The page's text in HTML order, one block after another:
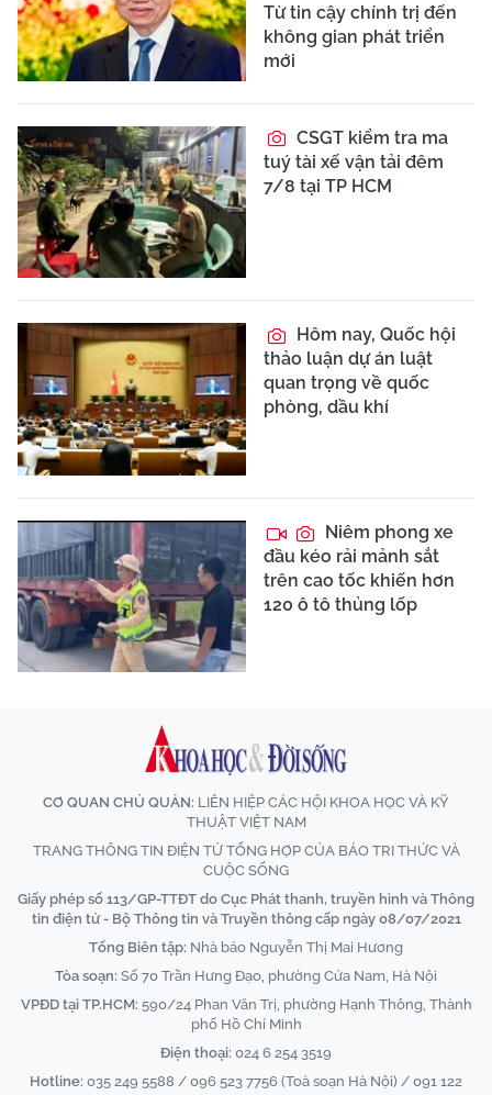
Từ tin cậy chính trị đến
không gian phát triển
mới
CSGT kiểm tra ma
tuý tài xế vận tải đêm
7/8 tại TP HCM
Hôm nay, Quốc hội
thảo luận dự án luật
quan trọng về quốc
phòng, dầu khí
Niêm phong xe
đầu kéo rải mảnh sắt
trên cao tốc khiến hơn
120 ô tô thủng lốp
CƠ QUAN CHỦ QUẢN: LIÊN HIỆP CÁC HỘI KHOA HỌC VÀ KỸ
THUẬT VIỆT NAM
TRANG THÔNG TIN ĐIỆN TỬ TỔNG HỢP CỦA BÁO TRI THỨC VÀ
CUỘC SỐNG
Giấy phép số 113/GP-TTĐT do Cục Phát thanh, truyền hình và Thông
tin điện tử - Bộ Thông tin và Truyền thông cấp ngày 08/07/2021
Tổng Biên tập: Nhà báo Nguyễn Thị Mai Hương
Tòa soạn: Số 70 Trần Hưng Đạo, phường Cửa Nam, Hà Nội
VPĐD tại TP.HCM: 590/24 Phan Văn Trị, phường Hạnh Thông, Thành
phố Hồ Chí Minh
Điện thoại: 024 6 254 3519
Hotline: 035 249 5588 / 096 523 7756 (Toà soạn Hà Nội) / 091 122